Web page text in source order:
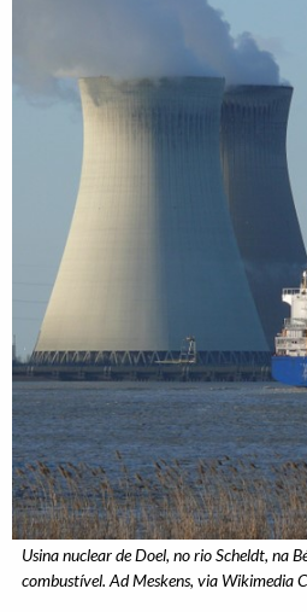
Usina nuclear de Doel, no rio Scheldt, na
combustível. Ad Meskens, via Wikimedia